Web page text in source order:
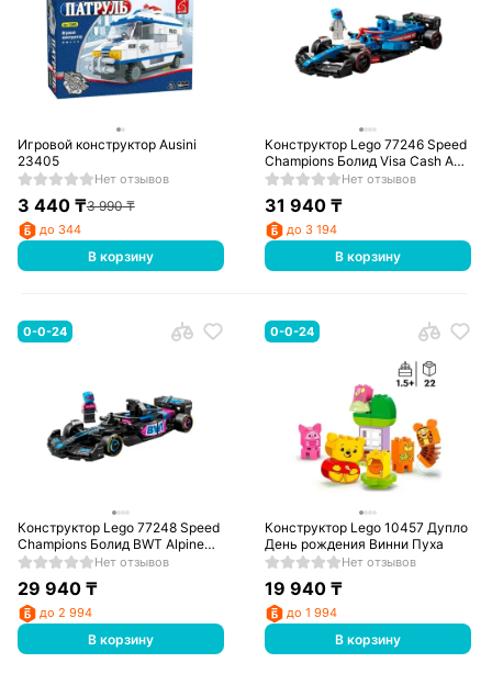
Игровой конструктор Ausini
23405
Нет отзывов
3 440₸3 990₸
до 344
В корзину
Конструктор Lego 77246 Speed
Champions Болид Visa Cash App
RB VCARB 01 F1®Нет отзывов
31 940 ₸
до 3 194
В корзину
0-0-24
Конструктор Lego 77248 Speed
Champions Болид BWT Alpine
F1® Team A524Нет отзывов
29 940₸
до 2 994
В корзину
0-0-24
Конструктор Lego 10457 Дупло
День рождения Винни Пуха
Нет отзывов
19 940 ₸
до 1 994
В корзину